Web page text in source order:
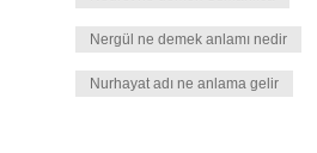
Nergül ne demek anlamı nedir
Nurhayat adı ne anlama gelir